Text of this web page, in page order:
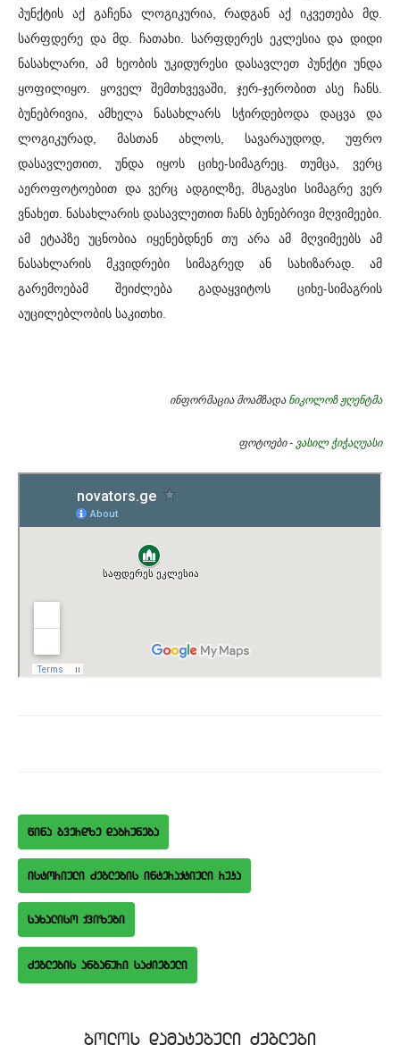
პუნქტის აქ გაჩენა ლოგიკურია, რადგან აქ იკვეთება მდ.
სარფდერე და მდ. ჩათახი. სარფდერეს ეკლესია და დიდი
ნასახლარი, ამ ხეობის უკიდურესი დასავლეთ პუნქტი უნდა
ყოფილიყო. ყოველ შემთხვევაში, ჯერ-ჯერობით ასე ჩანს.
ბუნებრივია, ამხელა ნასახლარს სჭირდებოდა დაცვა და
ლოგიკურად, მასთან ახლოს, სავარაუდოდ, უფრო
დასავლეთით, უნდა იყოს ციხე-სიმაგრეც. თუმცა, ვერც
აეროფოტოებით და ვერც ადგილზე, მსგავსი სიმაგრე ვერ
ვნახეთ. ნასახლარის დასავლეთით ჩანს ბუნებრივი მღვიმეები.
ამ ეტაპზე უცნობია იყენებდნენ თუ არა ამ მღვიმეებს ამ
ნასახლარის მკვიდრები სიმაგრედ ან სახიზარად. ამ
გარემოებამ შეიძლება გადაყვიტოს ციხე-სიმაგრის
აუცილებლობის საკითხი.
ინფორმაცია მოამზადა ნიკოლოზ ჟღენტმა
ფოტოები - ვასილ ჭიჭაღუასი
wina gverdze dabruneba
istoriuli Zeglebis interaqtiuli ruka
saxaliso qvizebi
bolos damatebuli Zeglebi